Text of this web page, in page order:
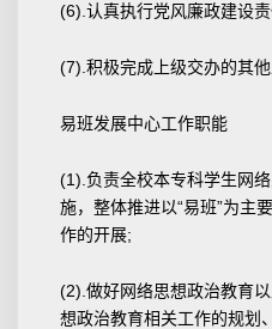
(6).认真执行党风廉政建设
(7).积极完成上级交办的其他
易班发展中心工作职能
(1).负责全校本专科学生网
施，整体推进以“易班”为主
作的开展;
(2).做好网络思想政治教育
想政治教育相关工作的规划